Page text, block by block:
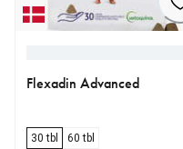
Flexadin Advanced
30 tbl 60 tbl